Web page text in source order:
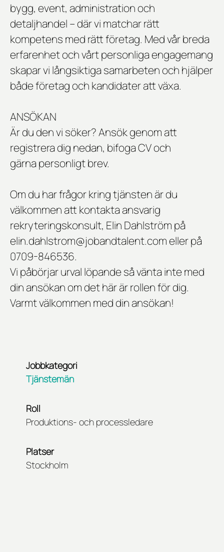
bygg, event, administration och
detaljhandel – där vi matchar rätt
kompetens med rätt företag. Med vår breda
erfarenhet och vårt personliga engagemang
skapar vi långsiktiga samarbeten och hjälper
både företag och kandidater att växa.
ANSÖKAN
Är du den vi söker? Ansök genom att
registrera dig nedan, bifoga CV och
gärna personligt brev.
Om du har frågor kring tjänsten är du
välkommen att kontakta ansvarig
rekryteringskonsult, Elin Dahlström på
elin.dahlstrom@jobandtalent.com eller på
0709-846536.
Vi påbörjar urval löpande så vänta inte med
din ansökan om det här är rollen för dig.
Varmt välkommen med din ansökan!
Jobbkategori
Tjänstemän
Roll
Produktions- och processledare
Platser
Stockholm